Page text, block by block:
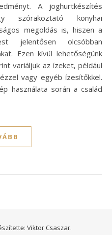
A joghurtkészítés
szórakoztató konyhai
megoldás is, hiszen a
jelentősen olcsóbban
Ezen kívül lehetőségünk
variáljuk az ízeket, például
vagy egyéb ízesítőkkel.
használata során a család
Viktor Csaszar.